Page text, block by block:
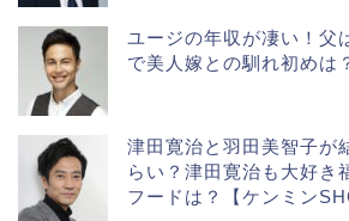
ユージの年収が凄い！父
で美人嫁との馴れ初めは
津田寛治と羽田美智子が
らい？津田寛治も大好き
フードは？【ケンミン